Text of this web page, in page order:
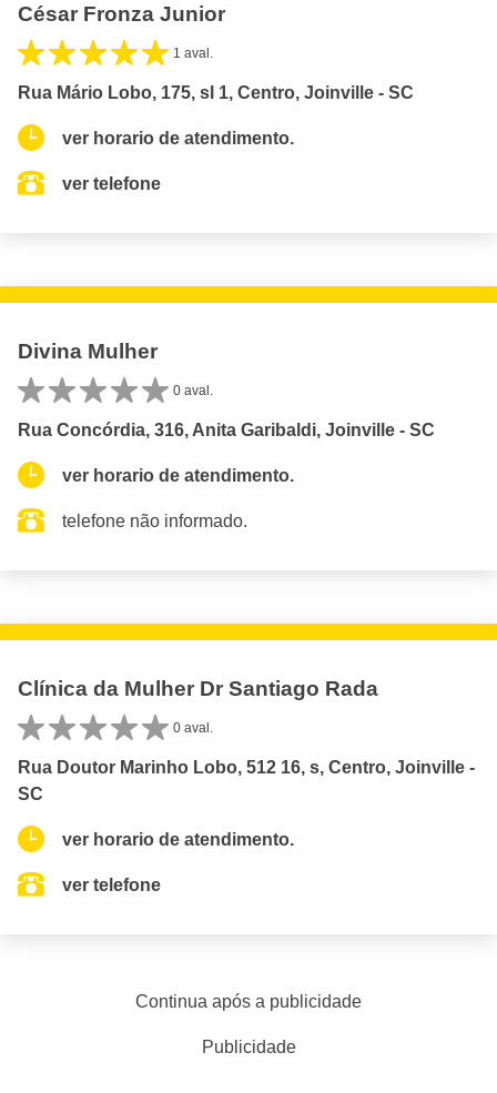
César Fronza Junior
1 aval.
Rua Mário Lobo, 175, sl 1, Centro, Joinville - SC
ver horario de atendimento.
ver telefone
Divina Mulher
0 aval.
Rua Concórdia, 316, Anita Garibaldi, Joinville - SC
ver horario de atendimento.
telefone não informado.
Clínica da Mulher Dr Santiago Rada
0 aval.
Rua Doutor Marinho Lobo, 512 16, s, Centro, Joinville -
SC
ver horario de atendimento.
ver telefone
Continua após a publicidade
Publicidade